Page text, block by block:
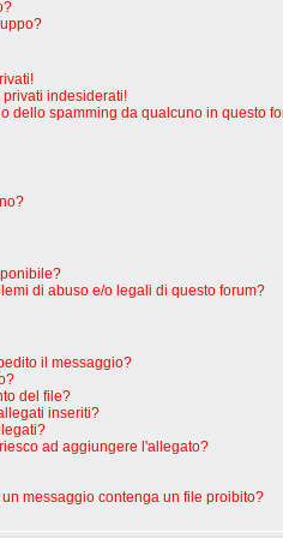
indesiderati!
dello spamming da qualcuno in questo
di abuso e/o legali di questo forum?
il messaggio?
del file?
inseriti?
ad aggiungere l'allegato?
messaggio contenga un file proibito?